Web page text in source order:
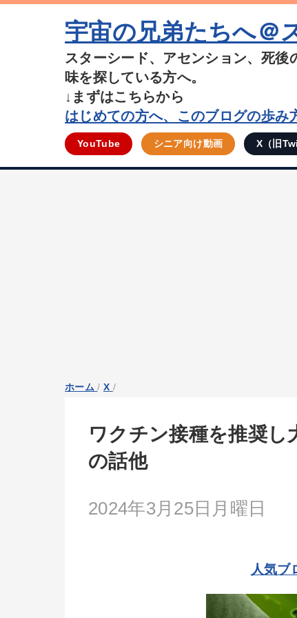
宇宙の兄弟たちへ＠
スターシード、アセンション、死
味を探している方へ。
↓まずはこちらから
はじめての方へ、このブログの歩み
YouTube シニア向け動画 X（旧
ホーム /X /
ワクチン接種を推奨し
の話他
2024年3月25日月曜日
人気ブ